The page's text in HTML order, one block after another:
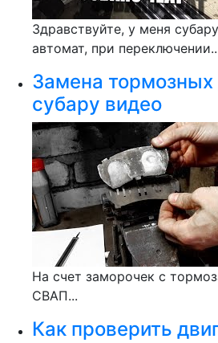
Здравствуйте, у меня
автомат, при
Замена тормозных
субару видео
На счет заморочек с
СВАП...
Как проверить